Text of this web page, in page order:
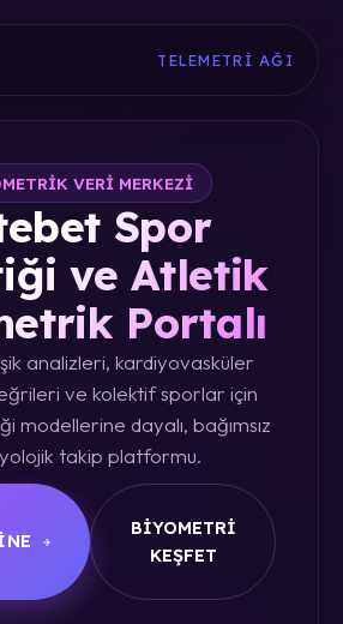
TELEMETRI AĞI
VERI MERKEZI
Spor
ve Atletik
Portalı
analizleri, kardiyovasküler
ve kolektif sporlar için
modellerine dayalı, bağımsız
takip platformu.
BIYOMETRI
KEŞFET